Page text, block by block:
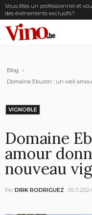
Vous êtes un professionnel et
des événements exclusifs?
Blog »
Domaine Eburon : un vieil
VIGNOBLE
Domaine
amour
nouveau
Par DIRK RODRIGUEZ